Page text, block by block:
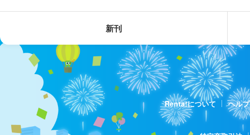
新刊
Renta!について ヘルプ